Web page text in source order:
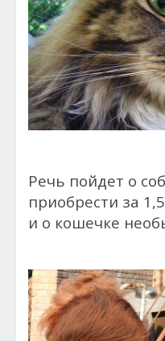
Речь пойдет о
приобрести за
и о кошечке